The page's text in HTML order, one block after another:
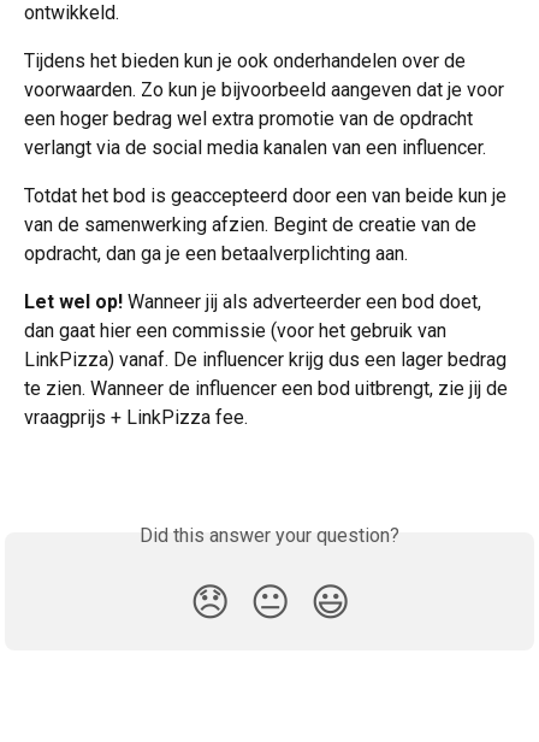
ontwikkeld.
Tijdens het bieden kun je ook onderhandelen over de
voorwaarden. Zo kun je bijvoorbeeld aangeven dat je voor
een hoger bedrag wel extra promotie van de opdracht
verlangt via de social media kanalen van een influencer.
Totdat het bod is geaccepteerd door een van beide kun je
van de samenwerking afzien. Begint de creatie van de
opdracht, dan ga je een betaalverplichting aan.
Let wel op! Wanneer jij als adverteerder een bod doet,
dan gaat hier een commissie (voor het gebruik van
LinkPizza) vanaf. De influencer krijg dus een lager bedrag
te zien. Wanneer de influencer een bod uitbrengt, zie jij de
vraagprijs + LinkPizza fee.
Did this answer your question?
😞 😐 😃